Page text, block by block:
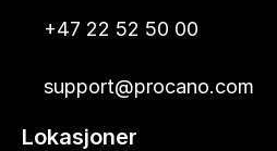
+47 22 52 50 00
support@procano.com
Lokasjoner